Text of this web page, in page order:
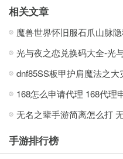
游戏亮点
行角度来从不同的方向进行攻
2.游戏中玩家获得的分数越高
励，玩家可以通过这些奖励来
3.游戏的场景内还散落着不同
游戏简评
作为一款操作飞机进行破坏的
不断地获取更多的资源和游
相关文章
光与夜之恋兑换码大全-光
dnf85SS板甲护肩魔法之大
168怎么申请代理 168代理
无名之辈手游简离怎么打
手游排行榜